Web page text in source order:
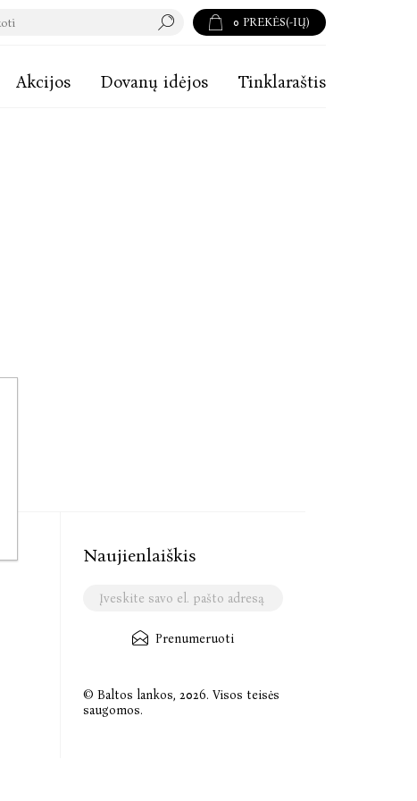
0 PREKĖS(-IŲ)
Akcijos Dovanų idėjos Tinklaraštis
Naujienlaiškis
Prenumeruoti
© Baltos lankos, 2026. Visos teisės
saugomos.